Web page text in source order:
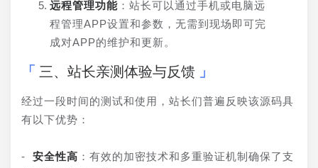
远程管理功能 ：站长可以通过手机或电脑远
程管理APP设置和参数，无需到现场即可完
成对APP的维护和更新。
三、站长亲测体验与反馈
经过一段时间的测试和使用，站长们普遍反映该源码具
有以下优势：
- 安全性高 ：有效的加密技术和多重验证机制确保了支